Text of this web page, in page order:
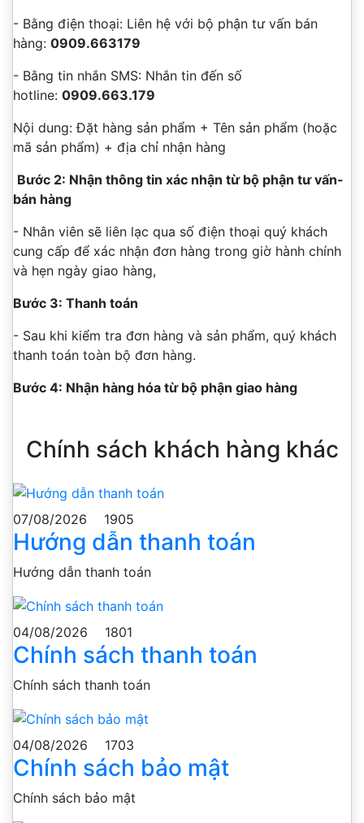
- Bằng điện thoại: Liên hệ với bộ phận tư vấn bán
hàng: 0909.663179
- Bằng tin nhắn SMS: Nhắn tin đến số
hotline: 0909.663.179
Nội dung: Đặt hàng sản phẩm + Tên sản phẩm (hoặc
mã sản phẩm) + địa chỉ nhận hàng
Bước 2: Nhận thông tin xác nhận từ bộ phận tư vấn-
bán hàng
- Nhân viên sẽ liên lạc qua số điện thoại quý khách
cung cấp để xác nhận đơn hàng trong giờ hành chính
và hẹn ngày giao hàng,
Bước 3: Thanh toán
- Sau khi kiểm tra đơn hàng và sản phẩm, quý khách
thanh toán toàn bộ đơn hàng.
Bước 4: Nhận hàng hóa từ bộ phận giao hàng
Chính sách khách hàng khác
07/08/2026 1905
Hướng dẫn thanh toán
Hướng dẫn thanh toán
04/08/2026 1801
Chính sách thanh toán
Chính sách thanh toán
04/08/2026 1703
Chính sách bảo mật
Chính sách bảo mật